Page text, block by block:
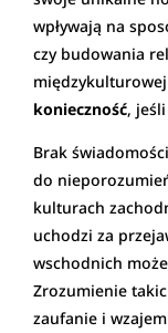
wpływają na
czy budowania
konieczność,
Brak
do
kulturach
uchodzi za
wschodnich
Zrozumienie
zaufanie i